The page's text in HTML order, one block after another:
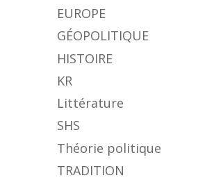
EUROPE
GÉOPOLITIQUE
HISTOIRE
KR
Littérature
SHS
Théorie politique
TRADITION